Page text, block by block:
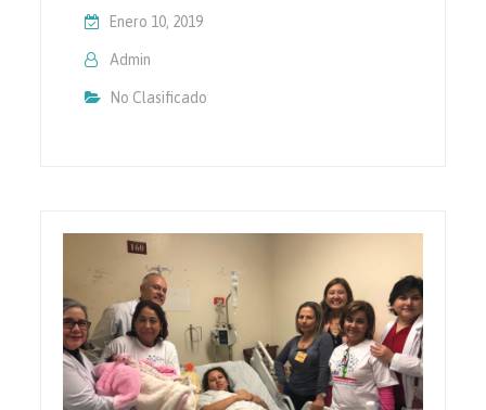
Enero 10, 2019
Admin
No Clasificado